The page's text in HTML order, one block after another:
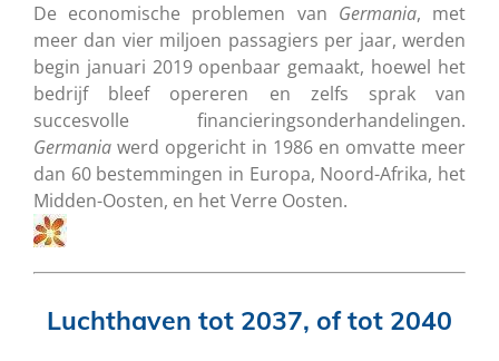
De economische problemen van Germania, met
meer dan vier miljoen passagiers per jaar, werden
begin januari 2019 openbaar gemaakt, hoewel het
bedrijf bleef opereren en zelfs sprak van
succesvolle financieringsonderhandelingen.
Germania werd opgericht in 1986 en omvatte meer
dan 60 bestemmingen in Europa, Noord-Afrika, het
Midden-Oosten, en het Verre Oosten.
Luchthaven tot 2037, of tot 2040